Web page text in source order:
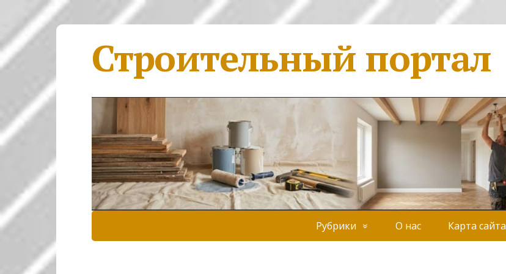
Строительный портал
Рубрики О нас Карта сайта